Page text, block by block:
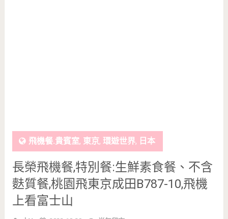
飛機餐.貴賓室, 東京, 環遊世界, 日本
長榮飛機餐,特別餐:生鮮素食餐、不含
麩質餐,桃園飛東京成田B787-10,飛機
上看富士山